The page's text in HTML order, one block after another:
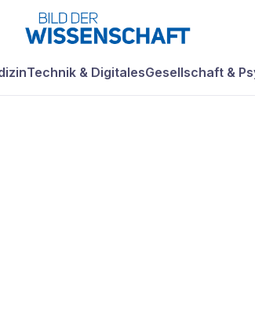
Technik & DigitalesGesellschaft &